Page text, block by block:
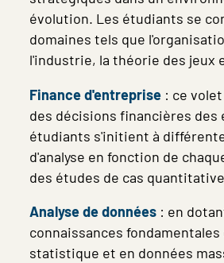
évolution. Les étudiants se
domaines tels que
l'industrie, la théorie des jeux
Finance d'entreprise : ce
des décisions financières des
étudiants s'initient à
d'analyse en fonction de
des études de cas
Analyse de données : en
connaissances
statistique et en données